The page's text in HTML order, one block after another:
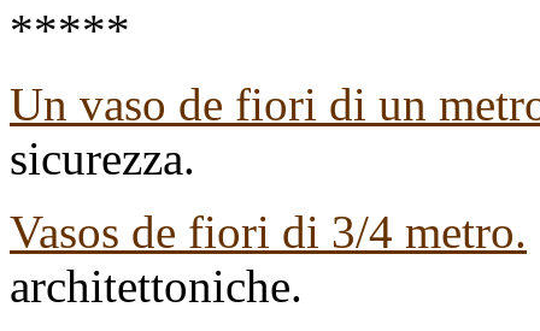
*****
Un vaso de fiori di un
sicurezza.
Vasos de fiori di 3/4 metro.
architettoniche.